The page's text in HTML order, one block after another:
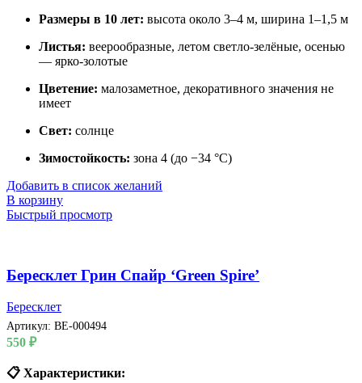
Размеры в 10 лет: высота около 3–4 м, ширина 1–1,5 м
Листья: веерообразные, летом светло-зелёные, осенью
— ярко-золотые
Цветение: малозаметное, декоративного значения не
имеет
Свет: солнце
Зимостойкость: зона 4 (до −34 °C)
Добавить в список желаний
В корзину
Быстрый просмотр
Бересклет Грин Спайр ‘Green Spire’
Бересклет
Артикул: BE-000494
550 ₽
📋 Характеристики: